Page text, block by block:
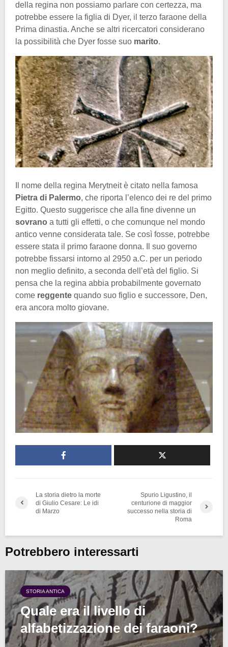
della regina non possiamo parlare con certezza, ma
potrebbe essere la figlia di Dyer, il terzo faraone della
Prima dinastia. Anche se altri ricercatori considerano
la possibilità che Dyer fosse suo marito.
Il nome della regina Merytneit è citato nella famosa
Pietra di Palermo, che riporta l’elenco dei re del primo
Egitto. Questo suggerisce che alla fine divenne un
sovrano a tutti gli effetti, o che comunque nel mondo
antico venne considerata tale. Se così fosse, potrebbe
essere stata il primo faraone donna. Il suo governo
potrebbe fissarsi intorno al 2950 a.C. per un periodo
non meglio definito, a seconda dell’età del figlio. Si
pensa che la regina abbia probabilmente governato
come reggente quando suo figlio e successore, Den,
era ancora molto giovane.
La storia dietro la morte
di Giulio Cesare: Le idi
di Marzo
Spurio Ligustino, il
centurione di maggior
successo nella storia di
Roma
Potrebbero interessarti
STORIA ANTICA
Quale era il livello di
alfabetizzazione dei faraoni?